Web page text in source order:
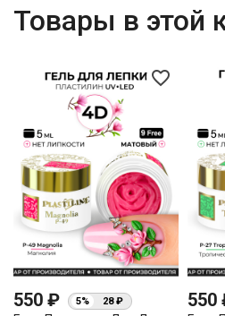
Товары в этой
favorite_border
550 ₽ 5% 28 ₽ 550